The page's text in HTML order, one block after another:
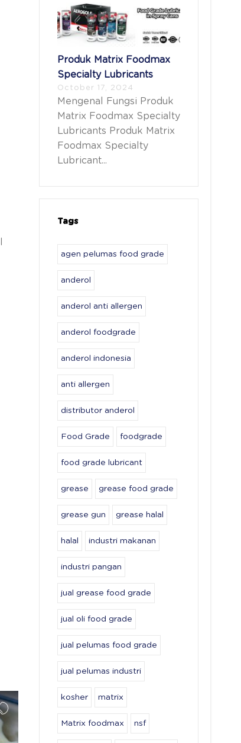
Produk Matrix Foodmax
Specialty Lubricants
October 17, 2024
Mengenal Fungsi Produk
Matrix Foodmax Specialty
Lubricants Produk Matrix
Foodmax Specialty
Lubricant...
Tags
agen pelumas food grade
anderol
anderol anti allergen
anderol foodgrade
anderol indonesia
anti allergen
distributor anderol
Food Grade foodgrade
food grade lubricant
grease grease food grade
grease gun grease halal
halal industri makanan
industri pangan
jual grease food grade
jual oli food grade
jual pelumas food grade
jual pelumas industri
kosher matrix
Matrix foodmax nsf